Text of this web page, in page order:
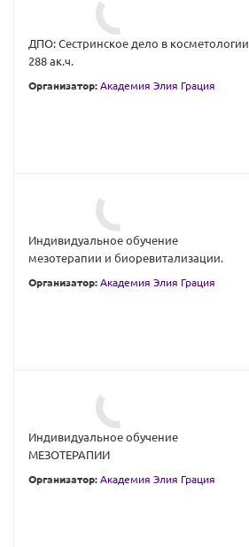
ДПО: Сестринское дело в косметологии
288 ак.ч.
Организатор: Академия Элия Грация
Индивидуальное обучение
мезотерапии и биоревитализации.
Организатор: Академия Элия Грация
Индивидуальное обучение
МЕЗОТЕРАПИИ
Организатор: Академия Элия Грация